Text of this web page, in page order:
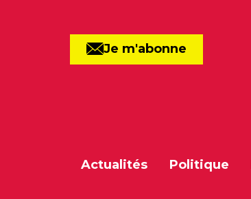
Je m'abonne
Actualités Politique